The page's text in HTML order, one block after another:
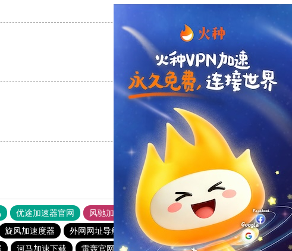
支持 [0] 反对 [0]
支持
优途加速器官网 风驰加速器
旋风加速器
旋风加速度器 外网网址导航 软件中心 雷霆加速
狂飙加速器
河马加速下载 雷轰官网加速器 落地机 快柠檬